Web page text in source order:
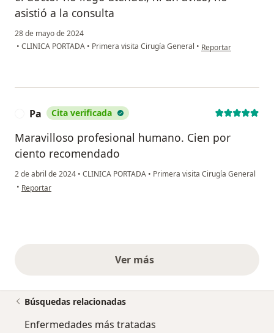
asistió a la consulta
28 de mayo de 2024
• CLINICA PORTADA • Primera visita Cirugía General • en opinión del
Reportar
Pa Cita verificada
Maravilloso profesional humano. Cien por
ciento recomendado
2 de abril de 2024 • CLINICA PORTADA • Primera visita Cirugía General
• en opinión del usuario Pa
Reportar
Ver másopiniones anteriores
Búsquedas relacionadas
Enfermedades más tratadas